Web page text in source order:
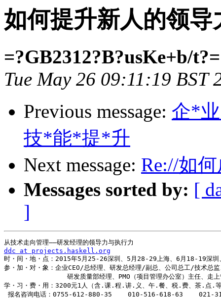
如何提升新人的领导
=?GB2312?B?usKe+b/t?=
Tue May 26 09:11:19 BST
Previous message: 企*
技*能*提*升
Next message: Re://如
Messages sorted by: [
]
ddc at projects.haskell.org
时・间・地・点：2015年5月25-26深圳、5月28-29上海、6月18-19深
参・加・对・象：企业CEO/总经理、研发总经理/副总、公司总工/技术总
研发质量部经理、PMO（项目管理办公室）主任、走上
学・习・费・用：3200元1人（含.课.程.讲.义、午.餐、税.费、茶.点.
报名咨询电话：0755-612-880-35    010-516-618-63    021-